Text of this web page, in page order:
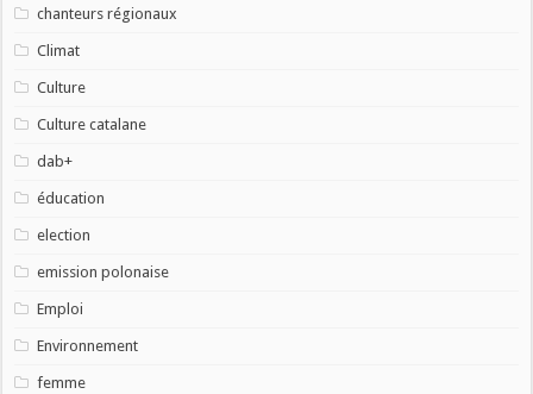
chanteurs régionaux
Climat
Culture
Culture catalane
dab+
éducation
election
emission polonaise
Emploi
Environnement
femme